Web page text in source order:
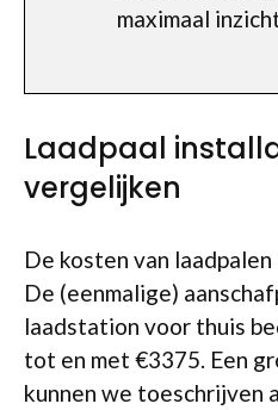
maximaal
Laadpaal
vergelijken
De kosten van
De (eenmalige)
laadstation voor thuis
tot en met €3375. Een
kunnen we toeschrijven